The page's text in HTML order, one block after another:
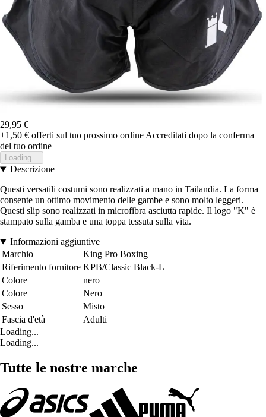
29,95 €
+1,50 € offerti sul tuo prossimo ordine Accreditati dopo la conferma
del tuo ordine
Loading...
Descrizione
Questi versatili costumi sono realizzati a mano in Tailandia. La forma
consente un ottimo movimento delle gambe e sono molto leggeri.
Questi slip sono realizzati in microfibra asciutta rapide. Il logo "K" è
stampato sulla gamba e una toppa tessuta sulla vita.
Informazioni aggiuntive
Marchio
King Pro Boxing
Riferimento fornitore KPB/Classic Black-L
Colore
nero
Colore
Nero
Sesso
Misto
Fascia d'età
Adulti
Loading...
Loading...
Tutte le nostre marche